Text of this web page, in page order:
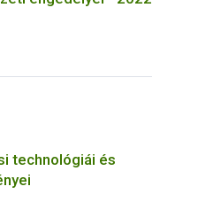
technológiái és